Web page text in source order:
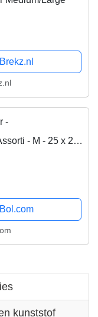
-
- M - 25 x 20
kunststof